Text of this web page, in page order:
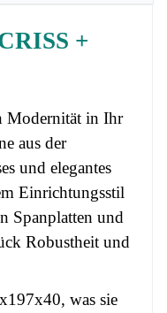
+
Modernität in Ihr
aus der
und elegantes
Einrichtungsstil
Spanplatten und
Robustheit und
was sie